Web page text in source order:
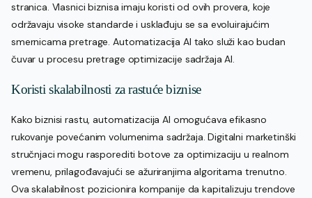
stranica. Vlasnici biznisa imaju koristi od ovih provera, koje
održavaju visoke standarde i usklađuju se sa evoluirajućim
smernicama pretrage. Automatizacija AI tako služi kao budan
čuvar u procesu pretrage optimizacije sadržaja AI.
Koristi skalabilnosti za rastuće biznise
Kako biznisi rastu, automatizacija AI omogućava efikasno
rukovanje povećanim volumenima sadržaja. Digitalni marketinški
stručnjaci mogu rasporediti botove za optimizaciju u realnom
vremenu, prilagođavajući se ažuriranjima algoritama trenutno.
Ova skalabilnost pozicionira kompanije da kapitalizuju trendove